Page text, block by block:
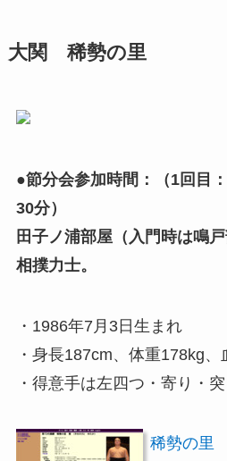
大関 稀勢の里
●節分会参加時間：（1回目
30分）
田子ノ浦部屋（入門時は鳴
相撲力士。
・1986年7月3日生まれ
・身長187cm、体重178kg、
・得意手は左四つ・寄り・突
稀勢の里